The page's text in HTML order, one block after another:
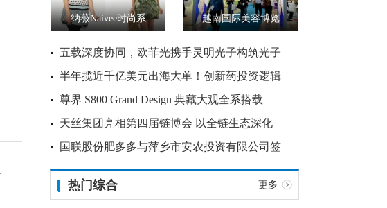
纳薇Naivee时尚系 越南国际美容博览
五载深度协同，欧菲光携手灵明光子构筑光子
半年揽近千亿美元出海大单！创新药投资逻辑
尊界 S800 Grand Design 典藏大观全系搭载
天丝集团亮相第四届链博会 以全链生态深化
国联股份肥多多与萍乡市安农投资有限公司签
热门综合 更多